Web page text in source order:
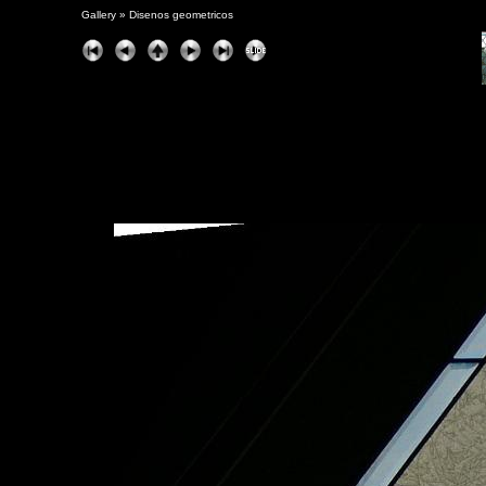
Gallery » Disenos geometricos